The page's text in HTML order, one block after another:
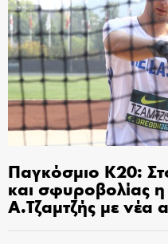
Παγκόσμιο Κ20:
και σφυροβολίας
Α.Τζαμτζής με νέα